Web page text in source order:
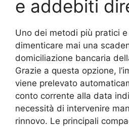
e addebiti
Uno dei metodi più pratici
dimenticare mai una
domiciliazione bancaria
Grazie a questa opzione,
viene prelevato
conto corrente alla data
necessità di intervenire
rinnovo. Le principali